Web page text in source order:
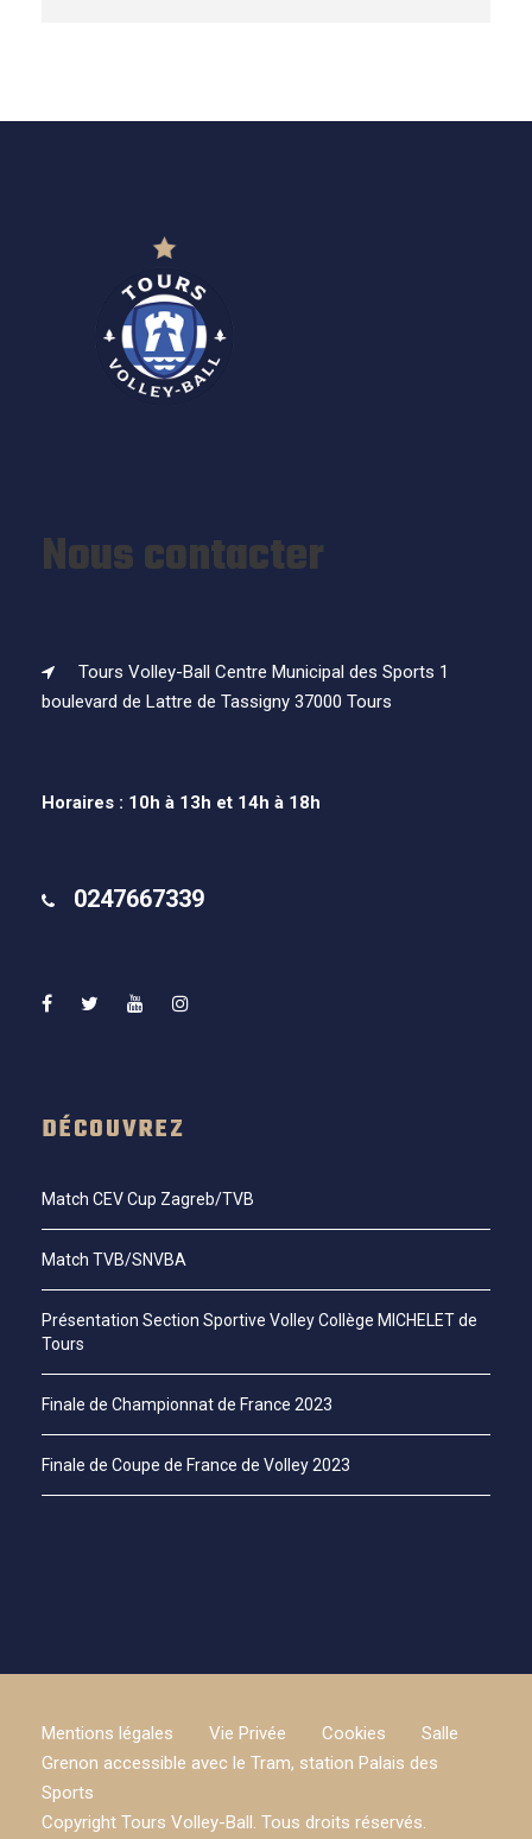
Nous contacter
Tours Volley-Ball Centre Municipal des Sports 1
boulevard de Lattre de Tassigny 37000 Tours
Horaires : 10h à 13h et 14h à 18h
0247667339
DÉCOUVREZ
Match CEV Cup Zagreb/TVB
Match TVB/SNVBA
Présentation Section Sportive Volley Collège MICHELET de
Tours
Finale de Championnat de France 2023
Finale de Coupe de France de Volley 2023
Mentions légales Vie Privée Cookies
Salle
Grenon accessible avec le Tram, station Palais des
Sports
Copyright Tours Volley-Ball. Tous droits réservés.